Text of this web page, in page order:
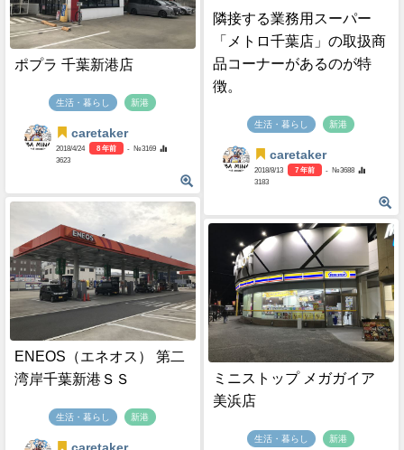
隣接する業務用スーパー
「メトロ千葉店」の取扱商
品コーナーがあるのが特
徴。
生活・暮らし 新港
caretaker
2018/8/13 7 年前
- №3688
3183
ポプラ 千葉新港店
生活・暮らし 新港
caretaker
2018/4/24 8 年前
- №3169
3623
ENEOS（エネオス） 第二
湾岸千葉新港ＳＳ
生活・暮らし 新港
ミニストップ メガガイア
美浜店
生活・暮らし 新港